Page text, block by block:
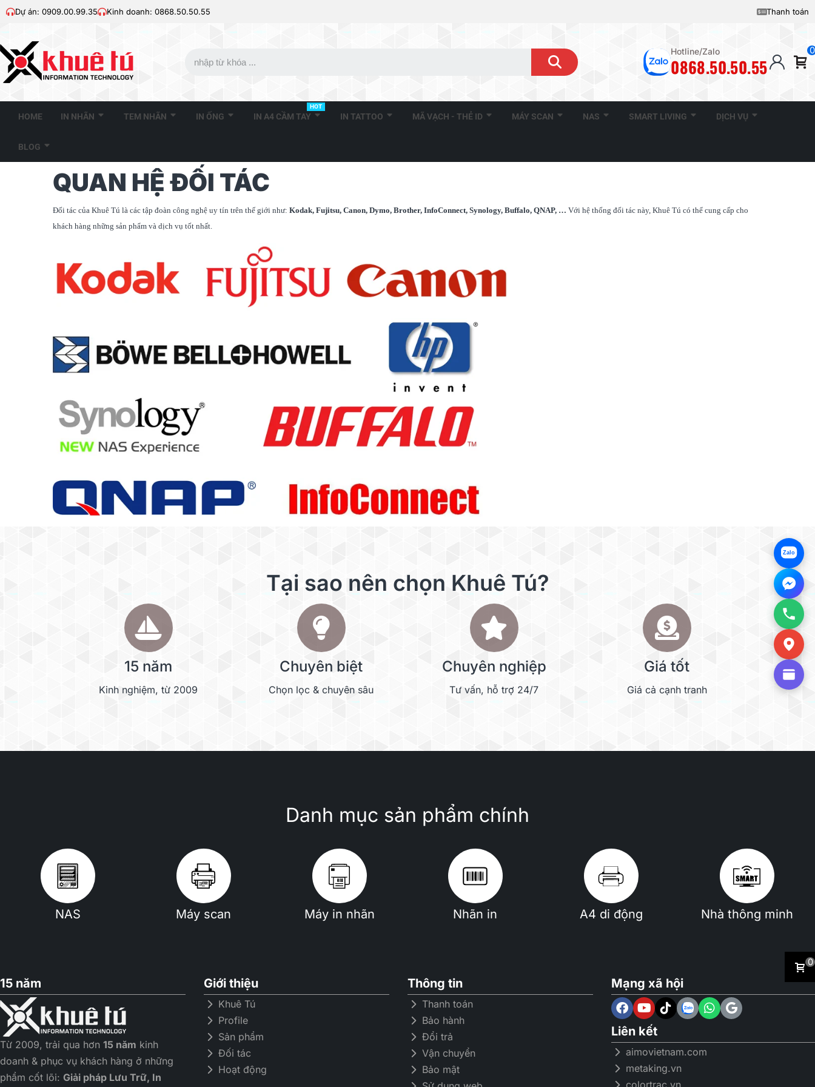
Dự án: 0909.00.99.35 Kinh doanh: 0868.50.50.55 Thanh toán
Hotline/Zalo
0868.50.50.55
0
HOME IN NHÃN TEM NHÃN IN ỐNG IN A4 CẦM TAY
HOT
IN TATTOO MÃ VẠCH - THẺ ID MÁY SCAN NAS SMART LIVING DỊCH VỤ
BLOG
QUAN HỆ ĐỐI TÁC
Đối tác của Khuê Tú là các tập đoàn công nghệ uy tín trên thế giới như: Kodak, Fujitsu, Canon, Dymo, Brother, InfoConnect, Synology, Buffalo, QNAP, … Với hệ thống đối tác này, Khuê Tú có thể cung cấp cho
khách hàng những sản phẩm và dịch vụ tốt nhất.
Tại sao nên chọn Khuê Tú?
15 năm
Kinh nghiệm, từ 2009
Chuyên biệt
Chọn lọc & chuyên sâu
Chuyên nghiệp
Tư vấn, hỗ trợ 24/7
Giá tốt
Giá cả cạnh tranh
Danh mục sản phẩm chính
NAS Máy scan Máy in nhãn Nhãn in A4 di động Nhà thông minh
15 năm
Từ 2009, trải qua hơn 15 năm kinh
doanh & phục vụ khách hàng ở những
phẩm cốt lõi: Giải pháp Lưu Trữ, In
Giới thiệu
Khuê Tú
Profile
Sản phẩm
Đối tác
Hoạt động
Thông tin
Thanh toán
Bảo hành
Đổi trả
Vận chuyển
Bảo mật
Mạng xã hội
Liên kết
aimovietnam.com
metaking.vn
0
Zalo